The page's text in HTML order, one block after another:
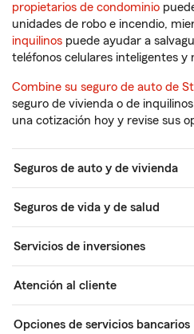
propietarios de condominio
unidades de robo e incendio,
inquilinos puede ayudar a
teléfonos celulares inteligentes y
Combine su seguro de auto de
seguro de vivienda o de
una cotización hoy y revise sus
Seguros de auto y de vivienda
Seguros de vida y de salud
Servicios de inversiones
Atención al cliente
Opciones de servicios bancarios